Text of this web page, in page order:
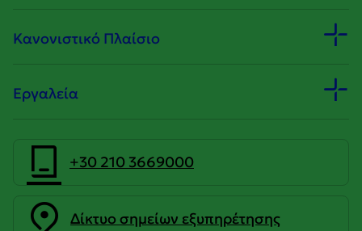
Κανονιστικό Πλαίσιο
Εργαλεία
+30 210 3669000
Δίκτυο σημείων εξυπηρέτησης